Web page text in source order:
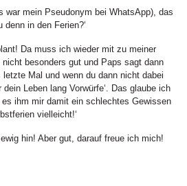
war mein Pseudonym bei WhatsApp), das
in den Ferien?‘
Da muss ich wieder mit zu meiner
besonders gut und Paps sagt dann
Mal und wenn du dann nicht dabei
Leben lang Vorwürfe‘. Das glaube ich
ihm mir damit ein schlechtes Gewissen
vielleicht!‘
hin! Aber gut, darauf freue ich mich!